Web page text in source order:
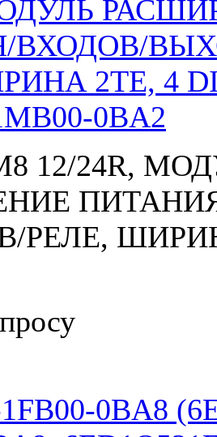
0BA2
12/24R,
РЕЛЕ,